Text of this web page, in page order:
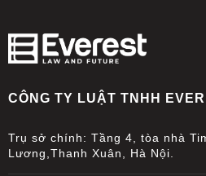
CÔNG TY LUẬT TNHH
Trụ sở chính: Tầng 4, tòa nhà
Lương,Thanh Xuân, Hà Nội.